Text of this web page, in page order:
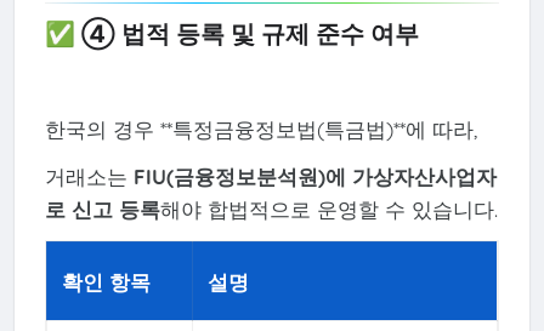
✅ ④ 법적 등록 및 규제 준수 여부
한국의 경우 **특정금융정보법(특금법)**에 따라,
거래소는 FIU(금융정보분석원)에 가상자산사업자
로 신고 등록해야 합법적으로 운영할 수 있습니다.
확인 항목 설명